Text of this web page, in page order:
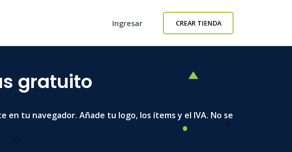
Ingresar CREAR TIENDA
gratuito
en tu navegador. Añade tu logo, los ítems y el IVA. No se